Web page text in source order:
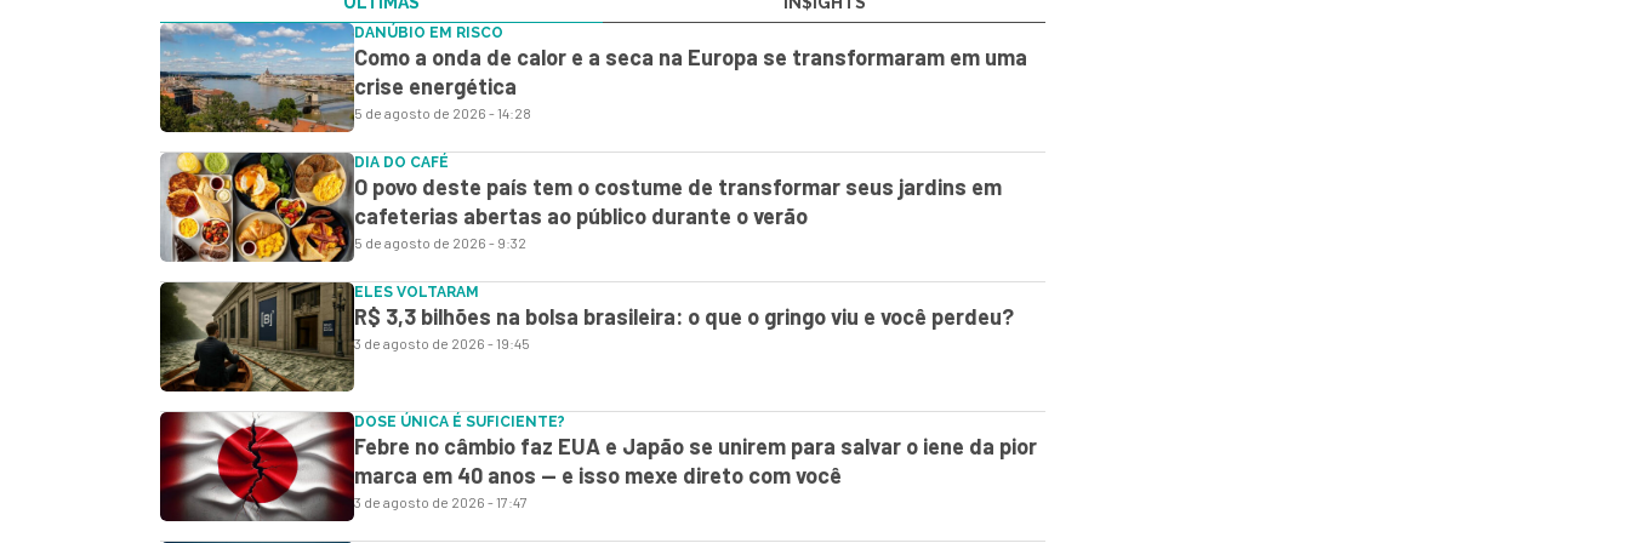
DANÚBIO EM RISCO
Como a onda de calor e a seca na Europa se transformaram em uma
crise energética
5 de agosto de 2026 - 14:28
DIA DO CAFÉ
O povo deste país tem o costume de transformar seus jardins em
cafeterias abertas ao público durante o verão
5 de agosto de 2026 - 9:32
ELES VOLTARAM
R$ 3,3 bilhões na bolsa brasileira: o que o gringo viu e você perdeu?
3 de agosto de 2026 - 19:45
DOSE ÚNICA É SUFICIENTE?
Febre no câmbio faz EUA e Japão se unirem para salvar o iene da pior
marca em 40 anos — e isso mexe direto com você
3 de agosto de 2026 - 17:47